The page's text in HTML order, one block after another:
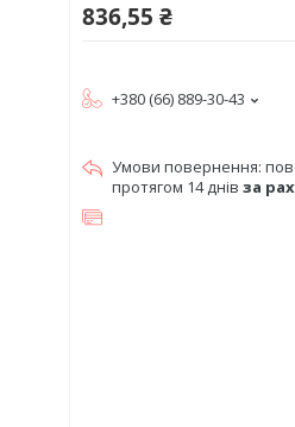
836,55 ₴
+380 (66) 889-30-43
протягом 14 днів за